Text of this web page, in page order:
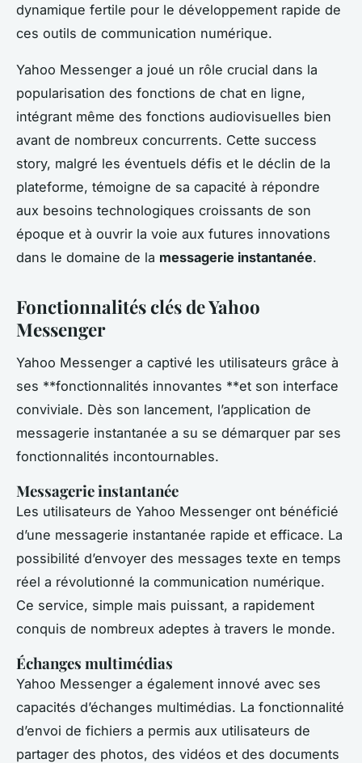
dynamique fertile pour le développement rapide de
ces outils de communication numérique.
Yahoo Messenger a joué un rôle crucial dans la
popularisation des fonctions de chat en ligne,
intégrant même des fonctions audiovisuelles bien
avant de nombreux concurrents. Cette success
story, malgré les éventuels défis et le déclin de la
plateforme, témoigne de sa capacité à répondre
aux besoins technologiques croissants de son
époque et à ouvrir la voie aux futures innovations
dans le domaine de la messagerie instantanée.
Fonctionnalités clés de Yahoo
Messenger
Yahoo Messenger a captivé les utilisateurs grâce à
ses **fonctionnalités innovantes **et son interface
conviviale. Dès son lancement, l’application de
messagerie instantanée a su se démarquer par ses
fonctionnalités incontournables.
Messagerie instantanée
Les utilisateurs de Yahoo Messenger ont bénéficié
d’une messagerie instantanée rapide et efficace. La
possibilité d’envoyer des messages texte en temps
réel a révolutionné la communication numérique.
Ce service, simple mais puissant, a rapidement
conquis de nombreux adeptes à travers le monde.
Échanges multimédias
Yahoo Messenger a également innové avec ses
capacités d’échanges multimédias. La fonctionnalité
d’envoi de fichiers a permis aux utilisateurs de
partager des photos, des vidéos et des documents